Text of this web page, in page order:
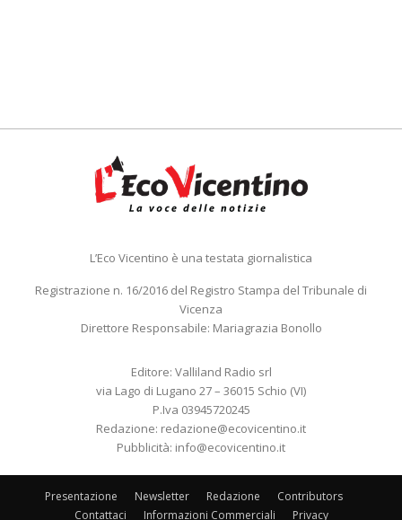
L’Eco Vicentino è una testata giornalistica
Registrazione n. 16/2016 del Registro Stampa del Tribunale di
Vicenza
Direttore Responsabile: Mariagrazia Bonollo
Editore: Valliland Radio srl
via Lago di Lugano 27 – 36015 Schio (VI)
P.Iva 03945720245
Redazione: redazione@ecovicentino.it
Pubblicità: info@ecovicentino.it
Presentazione Newsletter Redazione
Contributors
Contattaci
Informazioni Commerciali Privacy